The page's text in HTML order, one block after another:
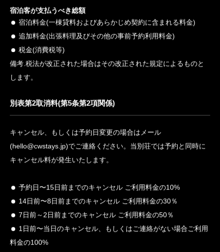
当貸別荘は、一棟貸切/貸別荘となっておりますので、ご滞在
中の客室の清掃並びにシーツ交換は行いません。なお、事前（１
日前）にご申告された場合、別途料金にてご対応させて頂きま
す。また３泊以上の連泊をされる場合は３泊目に施設点検と客室
の清掃並びにシーツ交換を無料で行います。
別表第1宿泊料金等の内訳(第2条第1項及び第1項関係)
宿泊客が支払うべき総額
追加料金(出張料理及びその他の事前予約利用料金)
税金(消費税等)
備考.税法が改正された場合はその改正された規定によるものと
別表第2取消料(第5条第2項関係)
キャンセル、もしくは予約日変更の場合はメール
(hello@cwstays.jp)でご連絡ください。当別荘では予約と同時に